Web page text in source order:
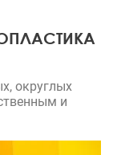
округлых
и